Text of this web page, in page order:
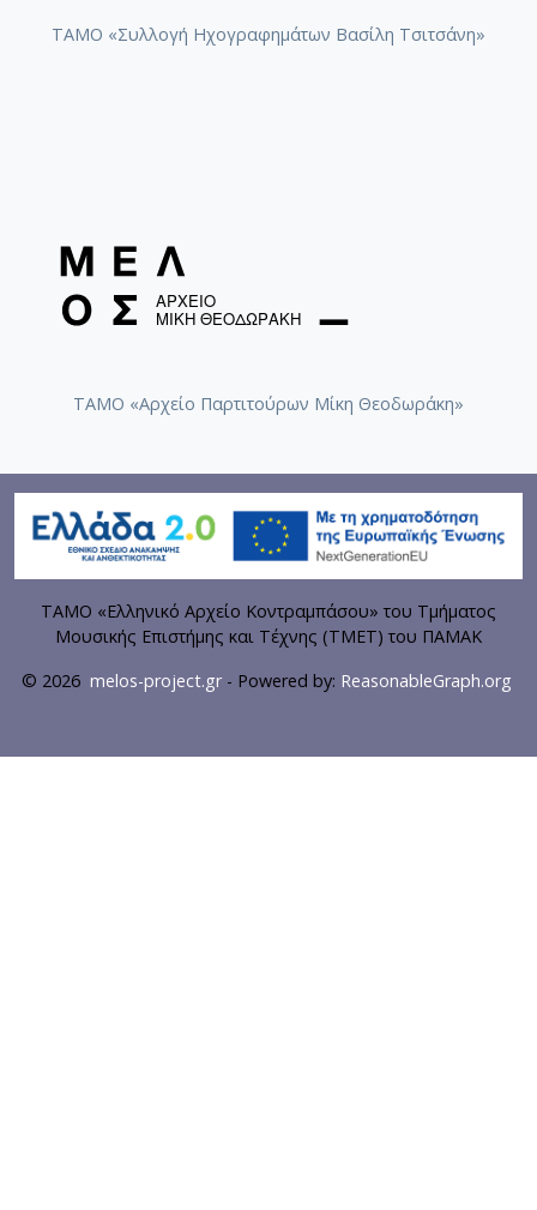
ΤΑΜΟ «Συλλογή Ηχογραφημάτων Βασίλη Τσιτσάνη»
ΤΑΜΟ «Αρχείο Παρτιτούρων Μίκη Θεοδωράκη»
ΤΑΜΟ «Ελληνικό Αρχείο Κοντραμπάσου» του Τμήματος
Μουσικής Επιστήμης και Τέχνης (ΤΜΕΤ) του ΠΑΜΑΚ
© 2026 melos-project.gr- Powered by: ReasonableGraph.org